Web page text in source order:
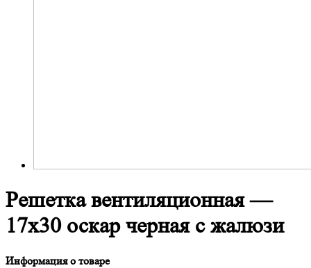
Решетка вентиляционная —
17х30 оскар черная с жалюзи
Информация о товаре